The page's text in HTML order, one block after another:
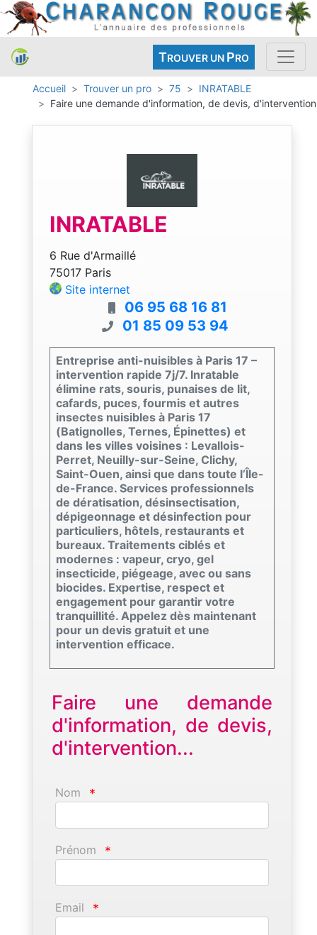
TROUVER UN PRO
Accueil Trouver un pro 75
INRATABLE
Faire une demande d'information, de devis, d'intervention
INRATABLE
6 Rue d'Armaillé
75017 Paris
Site internet
06 95 68 16 81
01 85 09 53 94
Entreprise anti-nuisibles à Paris 17 –
intervention rapide 7j/7. Inratable
élimine rats, souris, punaises de lit,
cafards, puces, fourmis et autres
insectes nuisibles à Paris 17
(Batignolles, Ternes, Épinettes) et
dans les villes voisines : Levallois-
Perret, Neuilly-sur-Seine, Clichy,
Saint-Ouen, ainsi que dans toute l’Île-
de-France. Services professionnels
de dératisation, désinsectisation,
dépigeonnage et désinfection pour
particuliers, hôtels, restaurants et
bureaux. Traitements ciblés et
modernes : vapeur, cryo, gel
insecticide, piégeage, avec ou sans
biocides. Expertise, respect et
engagement pour garantir votre
tranquillité. Appelez dès maintenant
pour un devis gratuit et une
intervention efficace.
Faire une demande
d'information, de devis,
d'intervention...
Nom *
Prénom *
Email *